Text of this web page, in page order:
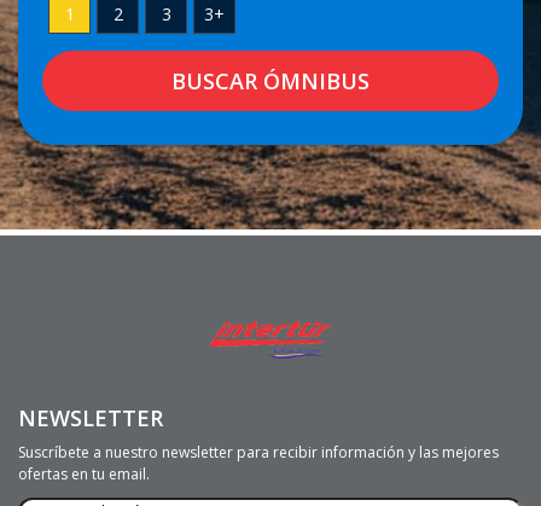
1
2 3 3+
NEWSLETTER
Suscríbete a nuestro newsletter para recibir información y las mejores
ofertas en tu email.